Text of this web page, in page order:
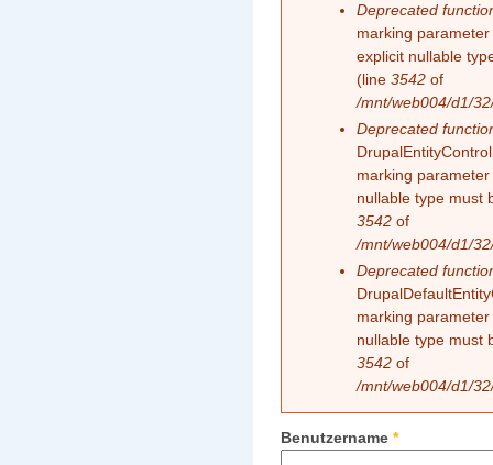
Deprecated
marking
explicit nullable
(line3542 of
/mnt/web004/d1/
Deprecated
marking
nullable type must
3542 of
/mnt/web004/d1/
Deprecated
marking
nullable type must
3542 of
/mnt/web004/d1/
Benutzername *